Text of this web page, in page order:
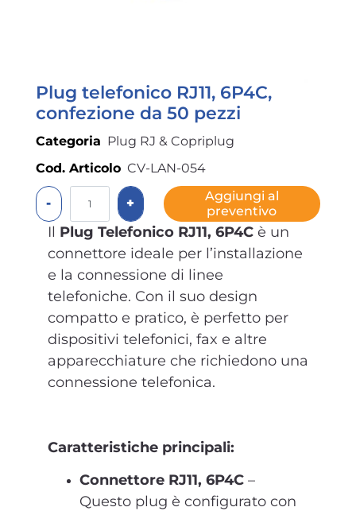
Plug telefonico RJ11, 6P4C,
confezione da 50 pezzi
Categoria Plug RJ & Copriplug
Cod. Articolo CV-LAN-054
Quantità
Aggiungi al
preventivo
Il Plug Telefonico RJ11, 6P4C è un
connettore ideale per l’installazione
e la connessione di linee
telefoniche. Con il suo design
compatto e pratico, è perfetto per
dispositivi telefonici, fax e altre
apparecchiature che richiedono una
connessione telefonica.
Caratteristiche principali:
Connettore RJ11, 6P4C –
Questo plug è configurato con